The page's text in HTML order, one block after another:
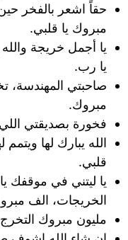
حقاً اشعر بالفخر
مبروك يا قلبي.
يا أجمل خريجة
يا رب.
صاحبتي المهندسة،
مبروك.
فخورة بصديقتي
الله يبارك لها
قلبي.
يا ليتني في موقفك
الخريجات، الف
مليون مبروك التخرج